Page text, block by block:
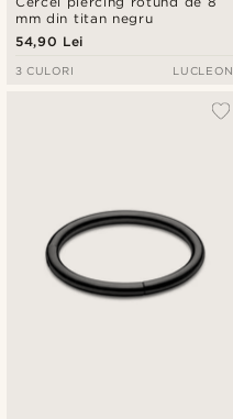
mm din titan negru
54,90 Lei
3 CULORI LUCLEON